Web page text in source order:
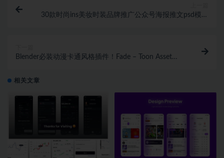
30款时尚ins美妆时装品牌推广公众号海报推文psd模板
Blender必装动漫卡通风格插件！Fade – Toon Asset
相关文章